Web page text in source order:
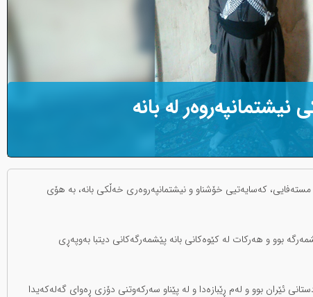
لە بانە
١٤٠٥، کاک مستەفا مستەفایی، کەسایەتیی خۆشناو و نیشتمانپەروەری خەڵکی بانە، بە هۆی
بوو و هەرکات لە کێوەکانی بانە پێشمەرگەکانی دیتبا بەوپەڕی
ئێران بوو و لەم ڕێبازەدا و لە پێناو سەرکەوتنی دۆزی ڕەوای گەلەکەیدا